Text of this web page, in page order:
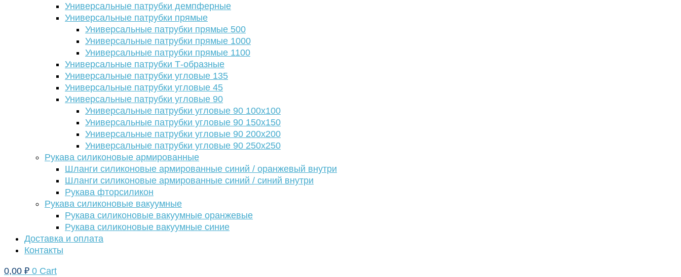
Универсальные патрубки демпферные
Универсальные патрубки прямые
Универсальные патрубки прямые 500
Универсальные патрубки прямые 1000
Универсальные патрубки прямые 1100
Универсальные патрубки Т-образные
Универсальные патрубки угловые 135
Универсальные патрубки угловые 45
Универсальные патрубки угловые 90
Универсальные патрубки угловые 90 100х100
Универсальные патрубки угловые 90 150х150
Универсальные патрубки угловые 90 200х200
Универсальные патрубки угловые 90 250х250
Рукава силиконовые армированные
Шланги силиконовые армированные синий / оранжевый внутри
Шланги силиконовые армированные синий / синий внутри
Рукава фторсиликон
Рукава силиконовые вакуумные
Рукава силиконовые вакуумные оранжевые
Рукава силиконовые вакуумные синие
Доставка и оплата
Контакты
0,00 ₽ 0 Cart